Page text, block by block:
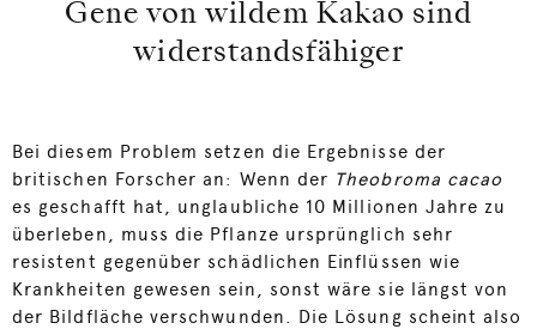
Gene von wildem Kakao sind
widerstandsfähiger
Bei diesem Problem setzen die Ergebnisse der
britischen Forscher an: Wenn der Theobroma cacao
es geschafft hat, unglaubliche 10 Millionen Jahre zu
überleben, muss die Pflanze ursprünglich sehr
resistent gegenüber schädlichen Einflüssen wie
Krankheiten gewesen sein, sonst wäre sie längst von
der Bildfläche verschwunden. Die Lösung scheint also